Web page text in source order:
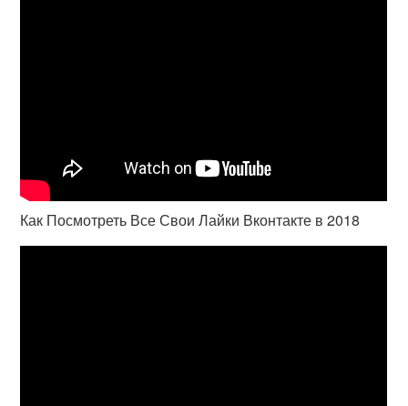
Как Посмотреть Все Свои Лайки Вконтакте в 2018